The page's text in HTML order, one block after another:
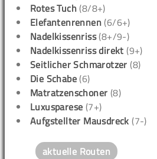
Rotes Tuch (8/8+)
Elefantenrennen (6/6+)
Nadelkissenriss(8+/9-)
Nadelkissenriss direkt (9+)
Seitlicher Schmarotzer (8)
Die Schabe (6)
Matratzenschoner (8)
Luxusparese (7+)
Aufgstellter Mausdreck (7-)
aktuelle Routen